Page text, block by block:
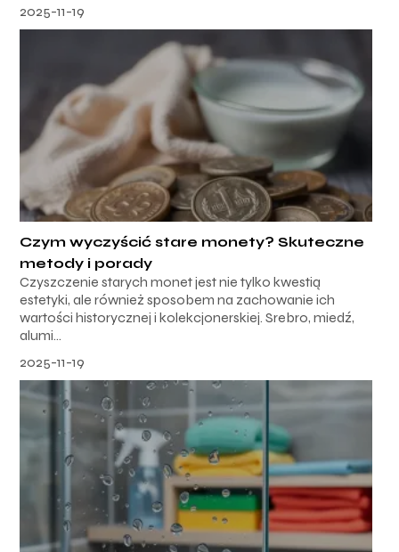
2025-11-19
Czym wyczyścić stare monety? Skuteczne
metody i porady
Czyszczenie starych monet jest nie tylko kwestią
estetyki, ale również sposobem na zachowanie ich
wartości historycznej i kolekcjonerskiej. Srebro, miedź,
alumi...
2025-11-19